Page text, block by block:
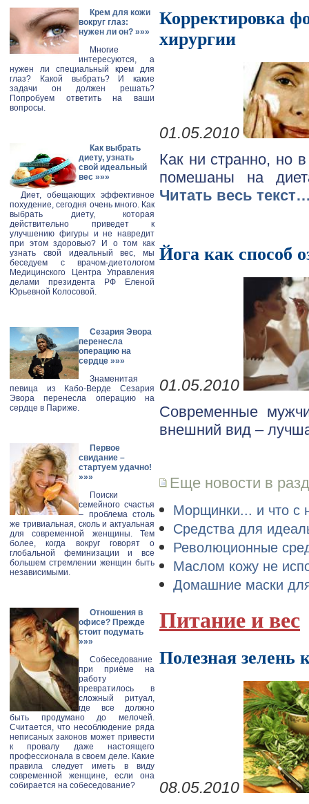
Крем для кожи
вокруг глаз:
нужен ли он? »»»
Многие
интересуются, а
нужен ли специальный крем для
глаз? Какой выбрать? И какие
задачи он должен решать?
Попробуем ответить на ваши
вопросы.
Как выбрать
диету, узнать
свой идеальный
вес »»»
Диет, обещающих эффективное
похудение, сегодня очень много. Как
выбрать диету, которая
действительно приведет к
улучшению фигуры и не навредит
при этом здоровью? И о том как
узнать свой идеальный вес, мы
беседуем с врачом-диетологом
Медицинского Центра Управления
делами президента РФ Еленой
Юрьевной Колосовой.
Сезария Эвора
перенесла
операцию на
сердце »»»
Знаменитая
певица из Кабо-Верде Сезария
Эвора перенесла операцию на
сердце в Париже.
Первое
свидание –
стартуем удачно!
»»»
Поиски
семейного счастья
– проблема столь
же тривиальная, сколь и актуальная
для современной женщины. Тем
более, когда вокруг говорят о
глобальной феминизации и все
большем стремлении женщин быть
независимыми.
Отношения в
офисе? Прежде
стоит подумать
»»»
Собеседование
при приёме на
работу
превратилось в
сложный ритуал,
где все должно
быть продумано до мелочей.
Считается, что несоблюдение ряда
неписаных законов может привести
к провалу даже настоящего
профессионала в своем деле. Какие
правила следует иметь в виду
современной женщине, если она
собирается на собеседование?
Корректировка
хирургии
01.05.2010
Как ни странно, но
помешаны на
Читать весь
Йога как способ
01.05.2010
Современные
внешний вид –
Еще новости в
Морщинки... и что с
Средства для
Революционные
Маслом кожу не
Домашние маски
Питание и вес
Полезная
08.05.2010